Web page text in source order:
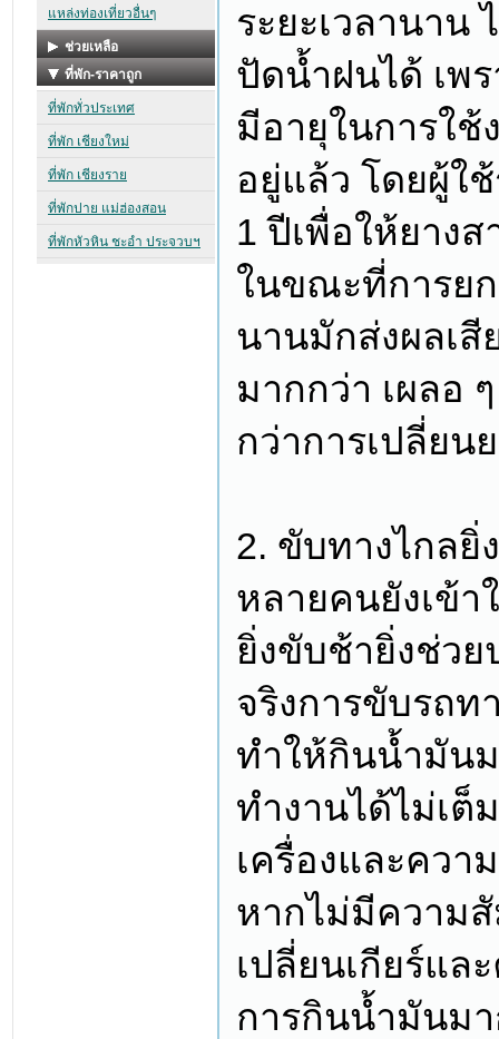
ระยะเวลานาน
ปัดน้ำฝนได้ เพ
มีอายุในการใช้
อยู่แล้ว โดยผู้ใ
1 ปีเพื่อให้ยาง
ในขณะที่การยก
นานมักส่งผลเ
มากกว่า เผลอ
กว่าการเปลี่ยน
2. ขับทางไกลยิ่
หลายคนยังเข้า
ยิ่งขับช้ายิ่งช่ว
จริงการขับรถท
ทำให้กินน้ำมันม
ทำงานได้ไม่เต็
เครื่องและควา
หากไม่มีความ
เปลี่ยนเกียร์แล
การกินน้ำมันม